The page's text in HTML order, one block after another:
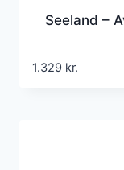
Seeland –
1.329 kr.